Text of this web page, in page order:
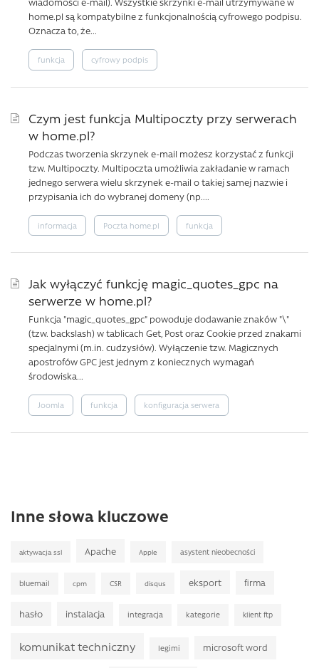
home.pl są kompatybilne z funkcjonalnością cyfrowego podpisu.
Oznacza to, że...
funkcja cyfrowy podpis
Czym jest funkcja Multipoczty przy serwerach
w home.pl?
Podczas tworzenia skrzynek e-mail możesz korzystać z funkcji
tzw. Multipoczty. Multipoczta umożliwia zakładanie w ramach
jednego serwera wielu skrzynek e-mail o takiej samej nazwie i
przypisania ich do wybranej domeny (np....
informacja Poczta home.pl funkcja
Jak wyłączyć funkcję magic_quotes_gpc na
serwerze w home.pl?
Funkcja "magic_quotes_gpc" powoduje dodawanie znaków "\"
(tzw. backslash) w tablicach Get, Post oraz Cookie przed znakami
specjalnymi (m.in. cudzysłów). Wyłączenie tzw. Magicznych
apostrofów GPC jest jednym z koniecznych wymagań
środowiska...
Joomla funkcja konfiguracja serwera
Inne słowa kluczowe
aktywacja ssl Apache Apple asystent nieobecności
bluemail cpm CSR disqus eksport firma
hasło instalacja integracja kategorie klient ftp
komunikat techniczny legimi microsoft word